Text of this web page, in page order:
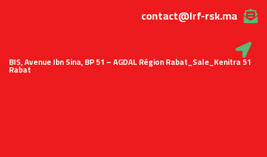
contact@lrf-rsk.ma
51 BIS, Avenue Ibn Sina, BP 51 – AGDAL Région Rabat_Sale_Kenitra
Rabat